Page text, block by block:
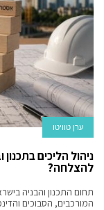
ערן טוויטו
ניהול הליכים
להצלחה?
תחום התכנון והבניה
המורכבים, הסבוכים